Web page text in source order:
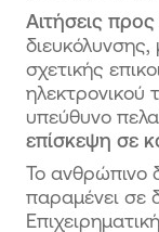
Αιτήσεις
σχετικής
ηλεκτρονικού
υπεύθυνο
επίσκεψη σε
Το ανθρώπινο
παραμένει σε